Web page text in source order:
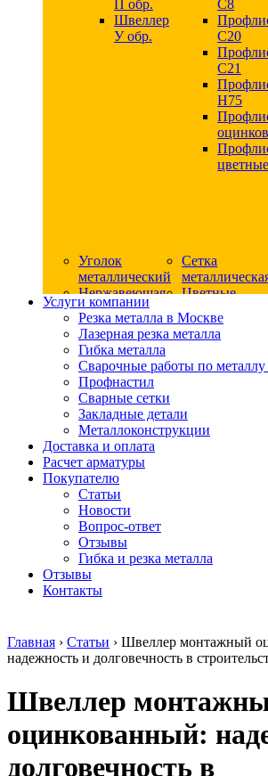
П обр.
Швеллер
У обр.
С8
С20
C21
Н75
цветные
Уголок
металлический
Сетка
Нержавеющая
сталь
Квадрат
нержавеющий
никельсодержащий
Круг
нержавеющий
безникелевый
жаропрочный
Круг
нержавеющий
никельсодержащий
Шестигранник
нержавеющий
никельсодержащий
Шестигранник
нержавеющий
безникелевый
Трубы
нержавеющие
прямоугольные
нержавеющие
Цветные
Услуги компании
Резка металла в Москве
Лазерная резка металла
Гибка металла
Сварочные работы по
Профнастил
Сварные сетки
Закладные детали
Металлоконструкции
Доставка и оплата
Расчет арматуры
Покупателю
Статьи
Новости
Вопрос-ответ
Отзывы
Гибка и резка металла
Отзывы
Контакты
Главная › Статьи › Швеллер монтажный
надежность и долговечность в
Швеллер
оцинкованный:
долговечность в